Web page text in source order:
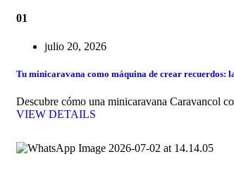
01
julio 20, 2026
Tu minicaravana como máquina de crear recuerdos:
Descubre cómo una minicaravana Caravancol
VIEW DETAILS